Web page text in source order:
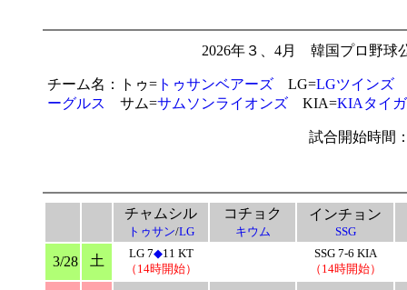
2026年３、4月 韓国プロ野
チーム名：トゥ= トゥサンベアーズ LG=LGツインズ
ーグルス
サム=サムソンライオンズ KIA=KIAタイ
試合開始時間
チャムシル
トゥサン/LG
コチョク
キウム
インチョン
SSG
3/28 土 LG 7◆11 KT
（14時開始）
SSG 7-6 KIA
（14時開始）